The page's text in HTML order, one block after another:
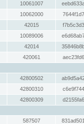
10061007
10062000
42015
10089006
42014
420061
42800502
42800310
42800309
587507